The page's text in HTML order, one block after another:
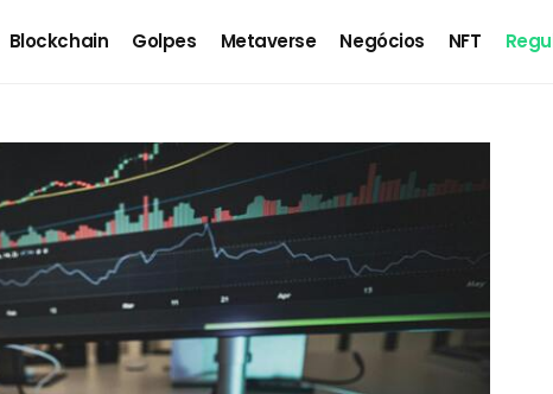
Blockchain Golpes Metaverse Negócios NFT